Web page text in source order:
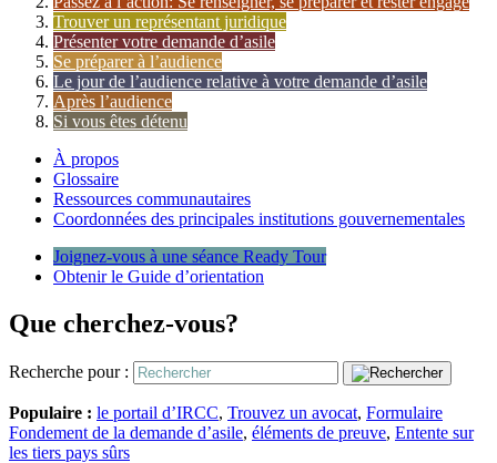
Trouver un représentant juridique
Présenter votre demande d’asile
Se préparer à l’audience
Le jour de l’audience relative à votre demande d’asile
Après l’audience
Si vous êtes détenu
À propos
Glossaire
Ressources communautaires
Coordonnées des principales institutions gouvernementales
Joignez-vous à une séance Ready Tour
Obtenir le Guide d’orientation
Que cherchez-vous?
Recherche pour :
Populaire : le portail d’IRCC, Trouvez un avocat, Formulaire
Fondement de la demande d’asile, éléments de preuve, Entente sur
les tiers pays sûrs